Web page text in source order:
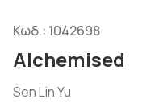
Κωδ.: 1042698
Alchemised
Sen Lin Yu